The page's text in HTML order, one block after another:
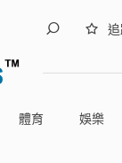
體育 娛樂